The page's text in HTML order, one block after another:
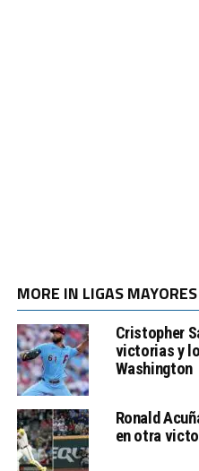
MORE IN LIGAS
Cristopher
victorias y
Washington
Ronald
en otra